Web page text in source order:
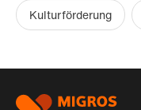
Kulturförderung
Footer